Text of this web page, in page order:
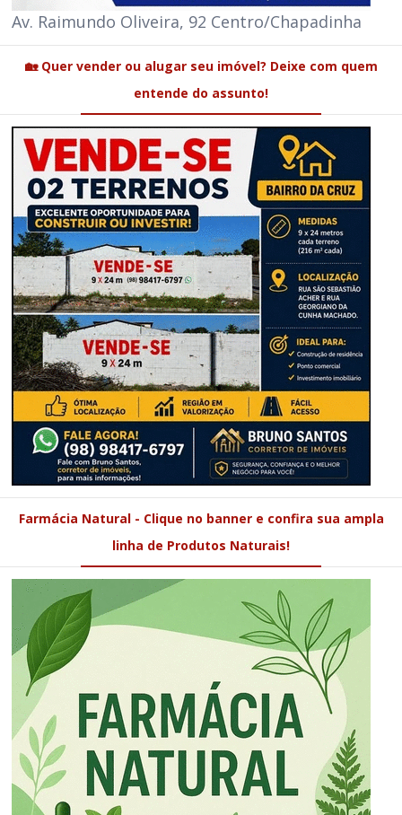
Av. Raimundo Oliveira, 92 Centro/Chapadinha
🏡 Quer vender ou alugar seu imóvel? Deixe com quem
entende do assunto!
Farmácia Natural - Clique no banner e confira sua ampla
linha de Produtos Naturais!